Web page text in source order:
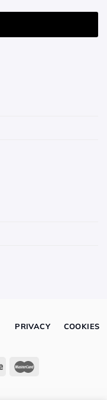
PRIVACY COOKIES